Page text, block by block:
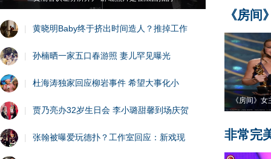
| 黄晓明Baby终于挤出时间造人？推掉工作
| 孙楠晒一家五口春游照 妻儿罕见曝光
| 杜海涛独家回应柳岩事件 希望大事化小
| 贾乃亮办32岁生日会 李小璐甜馨到场庆贺
| 张翰被曝爱玩德扑？工作室回应：新戏现
《房
《房间》
非常完